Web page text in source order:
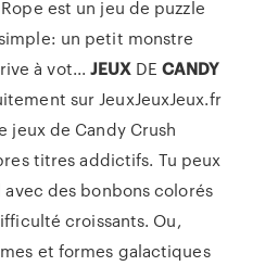
est un jeu de puzzle
un petit monstre
à vot...JEUXDE CANDY
sur JeuxJeuxJeux.fr
jeux de Candy Crush
titres addictifs. Tu peux
des bonbons colorés
croissants. Ou,
et formes galactiques